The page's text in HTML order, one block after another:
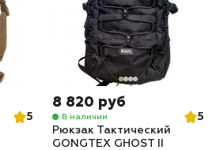
5
8 820 руб
В наличии
5
Рюкзак Тактический
GONGTEX GHOST II